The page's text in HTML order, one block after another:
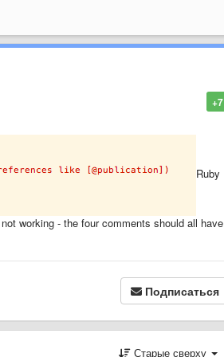
+7
Ruby
working - the four comments should all have
Подписаться
Старые сверху